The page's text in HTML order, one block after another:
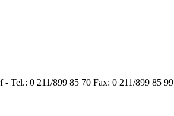
Tel.: 0 211/899 85 70 Fax: 0 211/899 85 99